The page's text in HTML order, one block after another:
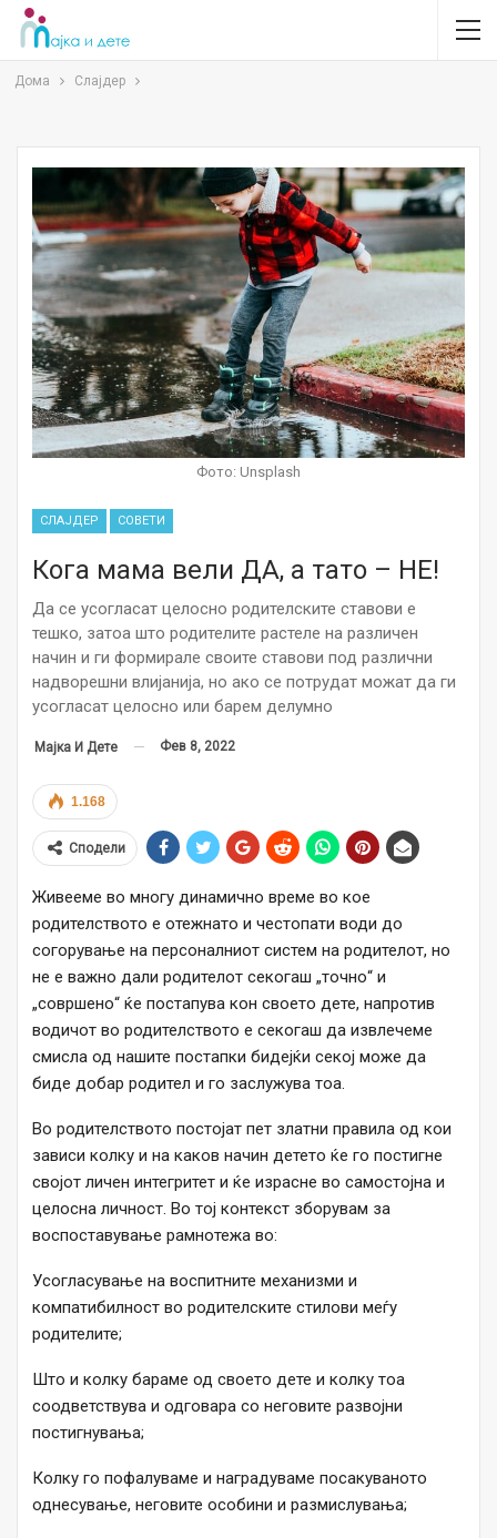
Дома Слајдер
Фото: Unsplash
СЛАЈДЕР СОВЕТИ
Кога мама вели ДА, а тато – НЕ!
Да се усогласат целосно родителските ставови е
тешко, затоа што родителите растеле на различен
начин и ги формирале своите ставови под различни
надворешни влијанија, но ако се потрудат можат да ги
усогласат целосно или барем делумно
Мајка И Дете Фев 8, 2022
1.168
Сподели
Живееме во многу динамично време во кое
родителството е отежнато и честопати води до
согорување на персоналниот систем на родителот, но
не е важно дали родителот секогаш „точно“ и
„совршено“ ќе постапува кон своето дете, напротив
водичот во родителството е секогаш да извлечеме
смисла од нашите постапки бидејќи секој може да
биде добар родител и го заслужува тоа.
Во родителството постојат пет златни правила од кои
зависи колку и на каков начин детето ќе го постигне
својот личен интегритет и ќе израсне во самостојна и
целосна личност. Во тој контекст зборувам за
воспоставување рамнотежа во:
Усогласување на воспитните механизми и
компатибилност во родителските стилови меѓу
родителите;
Што и колку бараме од своето дете и колку тоа
соодветствува и одговара со неговите развојни
постигнувања;
Колку го пофалуваме и наградуваме посакуваното
однесување, неговите особини и размислувања;